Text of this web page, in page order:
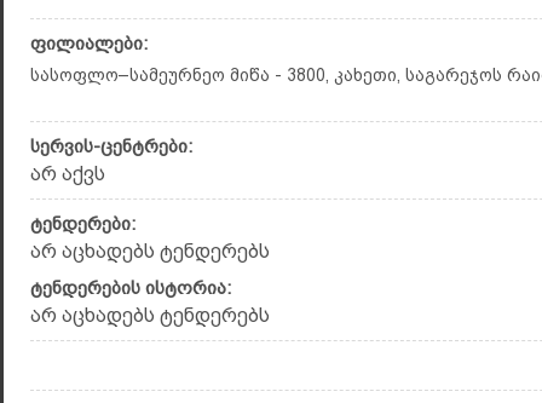
ფილიალები:
სასოფლო–სამეურნეო მიწა - 3800, კახეთი, საგარეჯოს
სერვის-ცენტრები:
არ აქვს
ტენდერები:
არ აცხადებს ტენდერებს
ტენდერების ისტორია:
არ აცხადებს ტენდერებს